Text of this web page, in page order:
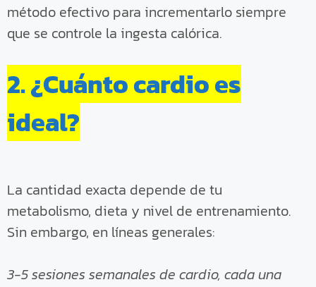
método efectivo para incrementarlo siempre
que se controle la ingesta calórica.
2. ¿Cuánto cardio es
ideal?
La cantidad exacta depende de tu
metabolismo, dieta y nivel de entrenamiento.
Sin embargo, en líneas generales:
3-5 sesiones semanales de cardio, cada una